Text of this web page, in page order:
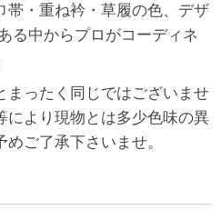
・重ね衿・草履の色、デザ
る中からプロがコーディネ
ったく同じではございませ
により現物とは多少色味の異
ご了承下さいませ。